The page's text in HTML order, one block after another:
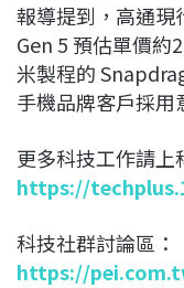
報導提到，高通
Gen 5 預估單價約
米製程的
手機品牌客戶採用
更多科技工作請上
https://
科技社群討論區：
https://